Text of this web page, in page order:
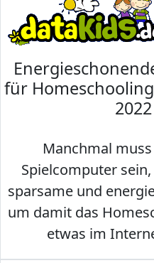
für
2022
Manchmal
Spielcomputer
sparsame und
um damit das
etwas im